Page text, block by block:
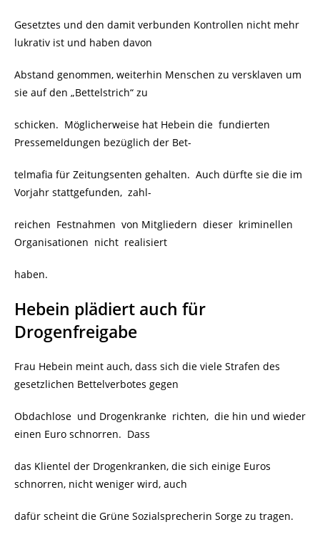
Gesetztes und den damit verbunden Kontrollen nicht mehr
lukrativ ist und haben davon
Abstand genommen, weiterhin Menschen zu versklaven um
sie auf den „Bettelstrich“ zu
schicken. Möglicherweise hat Hebein die fundierten
Pressemeldungen bezüglich der Bet-
telmafia für Zeitungsenten gehalten. Auch dürfte sie die im
Vorjahr stattgefunden, zahl-
reichen Festnahmen von Mitgliedern dieser kriminellen
Organisationen nicht realisiert
haben.
Hebein plädiert auch für
Drogenfreigabe
Frau Hebein meint auch, dass sich die viele Strafen des
gesetzlichen Bettelverbotes gegen
Obdachlose und Drogenkranke richten, die hin und wieder
einen Euro schnorren. Dass
das Klientel der Drogenkranken, die sich einige Euros
schnorren, nicht weniger wird, auch
dafür scheint die Grüne Sozialsprecherin Sorge zu tragen.